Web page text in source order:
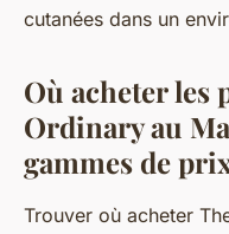
cutanées dans un
Où acheter les
Ordinary au
gammes de
Trouver où acheter